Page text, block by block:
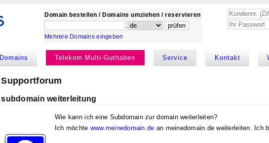
Domain bestellen / Domains umziehen / reservieren
.
Mehrere Domains eingeben
Domains Telekom Multi-Guthaben Service Kontakt
Supportforum
subdomain weiterleitung
Wie kann ich eine Subdomain zur domain weiterleiten?
Ich möchte www.meinedomain.de an meinedomain.de weiterleiten. Ich